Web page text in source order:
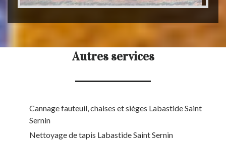
Autres services
Cannage fauteuil, chaises et sièges Labastide Saint
Sernin
Nettoyage de tapis Labastide Saint Sernin